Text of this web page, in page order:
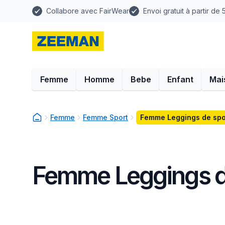
Collabore avec FairWear Envoi gratuit à partir de
Femme Homme Bebe Enfant
Femme Femme Sport Femme Leggings de
Femme Leggings